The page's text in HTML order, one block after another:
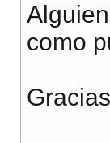
como